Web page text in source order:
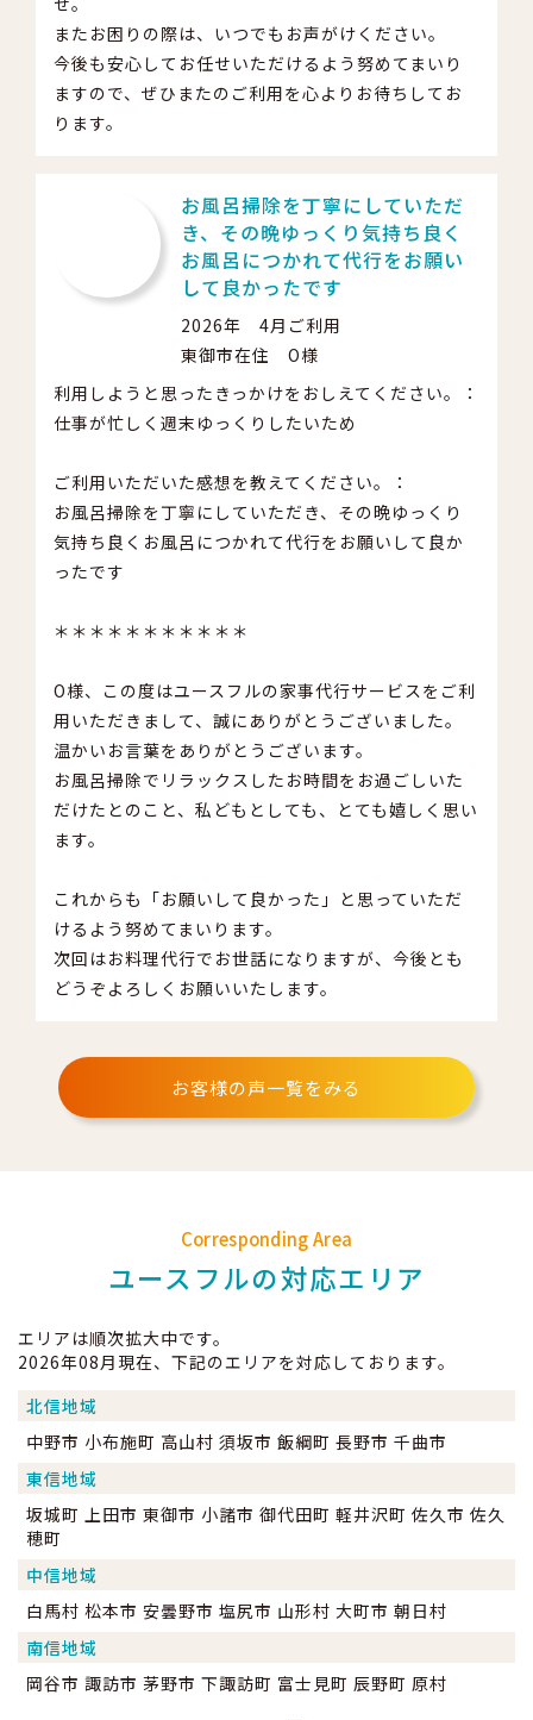
またお困りの際は、いつでもお声がけください。
今後も安心してお任せいただけるよう努めてまいり
ますので、ぜひまたのご利用を心よりお待ちしてお
ります。
お風呂掃除を丁寧にしていただ
き、その晩ゆっくり気持ち良く
お風呂につかれて代行をお願い
して良かったです
2026年 4月ご利用
東御市在住 O様
利用しようと思ったきっかけをおしえてください。：
仕事が忙しく週末ゆっくりしたいため
ご利用いただいた感想を教えてください。：
お風呂掃除を丁寧にしていただき、その晩ゆっくり
気持ち良くお風呂につかれて代行をお願いして良か
ったです
＊＊＊＊＊＊＊＊＊＊＊
O様、この度はユースフルの家事代行サービスをご利
用いただきまして、誠にありがとうございました。
温かいお言葉をありがとうございます。
お風呂掃除でリラックスしたお時間をお過ごしいた
だけたとのこと、私どもとしても、とても嬉しく思い
ます。
これからも「お願いして良かった」と思っていただ
けるよう努めてまいります。
次回はお料理代行でお世話になりますが、今後とも
どうぞよろしくお願いいたします。
お客様の声一覧をみる
Corresponding Area
ユースフルの対応エリア
エリアは順次拡大中です。
2026年08月現在、下記のエリアを対応しております。
北信地域
中野市 小布施町 高山村 須坂市 飯綱町 長野市 千曲市
東信地域
坂城町 上田市 東御市 小諸市 御代田町 軽井沢町 佐久市 佐久
穂町
中信地域
白馬村 松本市 安曇野市 塩尻市 山形村 大町市 朝日村
南信地域
岡谷市 諏訪市 茅野市 下諏訪町 富士見町 辰野町 原村